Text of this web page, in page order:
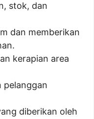
stok, dan
dan memberikan
kerapian area
pelanggan
diberikan oleh